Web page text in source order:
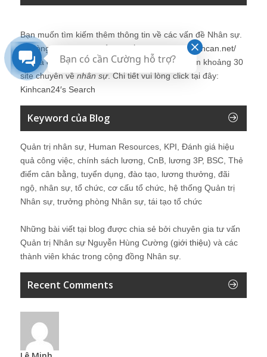
Bạn muốn tìm kiếm thêm thông tin về các vấn đề Nhân sự
Vui lòng click tại đây để tìm kiếm thêm:http://kinhcan.net/
Đây là công cụ tìm kiếm được tích hợp tìm kiếm khoảng 30
site chuyên vềnhân sự. Chi tiết vui lòng click tại đây:
Kinhcan24′s Search
Keyword của Blog
Quản trị nhân sự, Human Resources, KPI, Đánh giá hiệu
quả công việc, chính sách lương, CnB, lương 3P, BSC, Thẻ
điểm cân bằng, tuyển dụng, đào tạo, lương thưởng, đãi
ngộ, nhân sự, tổ chức, cơ cấu tổ chức, hệ thống Quản trị
Nhân sự, trưởng phòng Nhân sự, tái tạo tổ chức
Những bài viết tại blog được chia sẻ bởi chuyên gia tư vấn
Quản trị Nhân sự Nguyễn Hùng Cường (giới thiệu) và các
thành viên khác trong cộng đồng Nhân sự.
Recent Comments
Bạn có cần Cường hỗ trợ?